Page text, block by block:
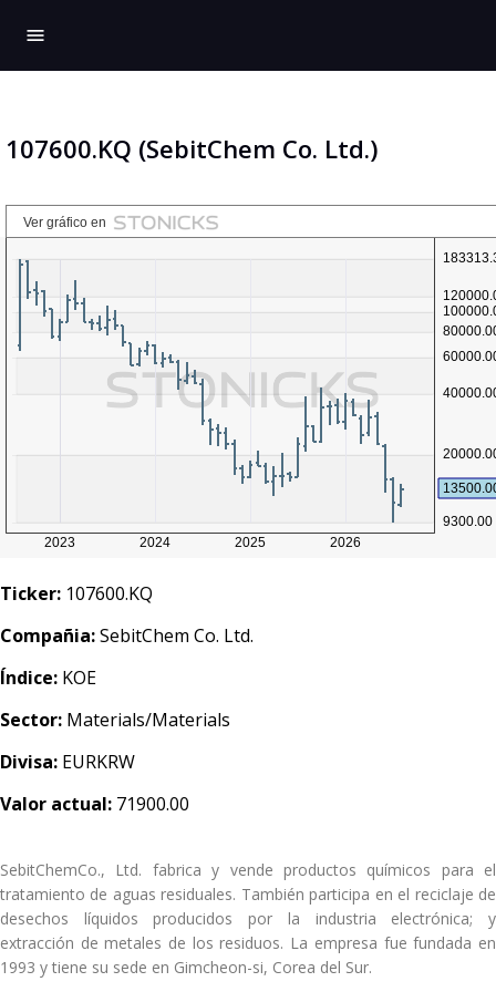
menu
107600.KQ (SebitChem Co. Ltd.)
Ticker: 107600.KQ
Compañia:SebitChem Co. Ltd.
Índice: KOE
Sector: Materials/Materials
Divisa: EURKRW
Valor actual: 71900.00
SebitChemCo., Ltd. fabrica y vende productos químicos para el
tratamiento de aguas residuales. También participa en el reciclaje de
desechos líquidos producidos por la industria electrónica; y
extracción de metales de los residuos. La empresa fue fundada en
1993 y tiene su sede en Gimcheon-si, Corea del Sur.